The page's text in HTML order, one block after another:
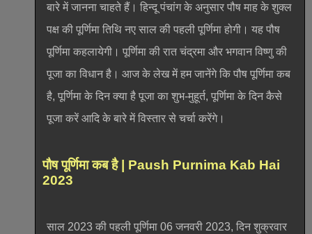
बारे में जानना चाहते हैं। हिन्दू पंचांग के अनुसार पौष माह के शुक्ल
पक्ष की पूर्णिमा तिथि नए साल की पहली पूर्णिमा होगी। यह पौष
पूर्णिमा कहलायेगी। पूर्णिमा की रात चंद्रमा और भगवान विष्णु की
पूजा का विधान है। आज के लेख में हम जानेंगे कि पौष पूर्णिमा कब
है, पूर्णिमा के दिन क्या है पूजा का शुभ-मुहूर्त, पूर्णिमा के दिन कैसे
पूजा करें आदि के बारे में विस्तार से चर्चा करेंगे।
पौष पूर्णिमा कब है | Paush Purnima Kab Hai
2023
साल 2023 की पहली पूर्णिमा 06 जनवरी 2023, दिन शुक्रवार